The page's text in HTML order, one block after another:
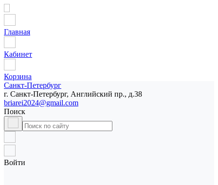
Главная
Кабинет
Корзина
Санкт-Петербург
г. Санкт-Петербург, Английский пр., д.38
briarei2024@gmail.com
Поиск
Войти